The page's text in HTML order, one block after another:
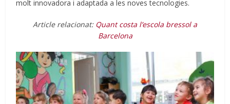
molt innovadora i adaptada a les noves tecnologies.
Article relacionat: Quant costa l’escola bressol a
Barcelona